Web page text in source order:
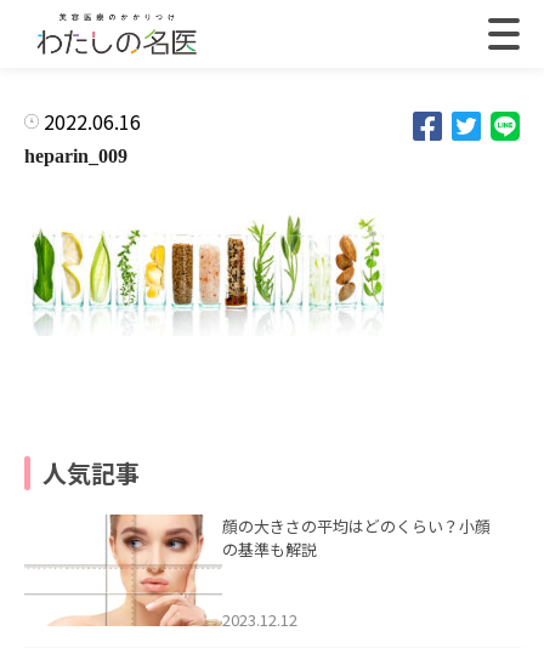
2022.06.16
heparin_009
人気記事
顔の大きさの平均はどのくらい？小顔
の基準も解説
2023.12.12